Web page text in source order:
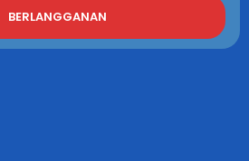
BERLANGGANAN